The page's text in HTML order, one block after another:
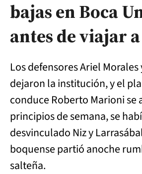
bajas en Boca
antes de viajar
Los defensores Ariel
dejaron la institución, y el
conduce Roberto Marioni se
principios de semana, se
desvinculado Niz y
boquense partió anoche
salteña.